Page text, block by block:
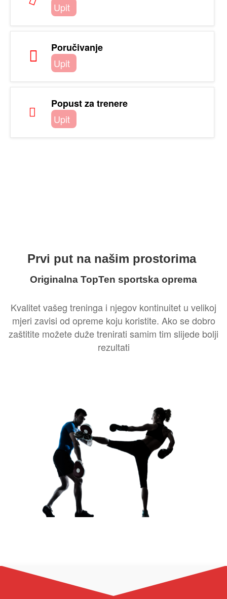
Upit
Poručivanje
Upit
Popust za trenere
Upit
Prvi put na našim prostorima
Originalna TopTen sportska oprema
Kvalitet vašeg treninga i njegov kontinuitet u velikoj
mjeri zavisi od opreme koju koristite. Ako se dobro
zaštitite možete duže trenirati samim tim slijede bolji
rezultati